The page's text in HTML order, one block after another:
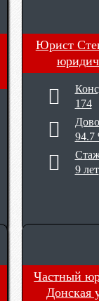
Юрист
174
94.7
9 лет
Частный
Донская